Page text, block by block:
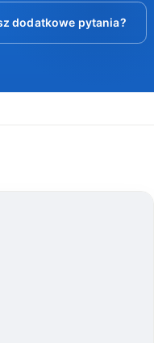
dodatkowe pytania?